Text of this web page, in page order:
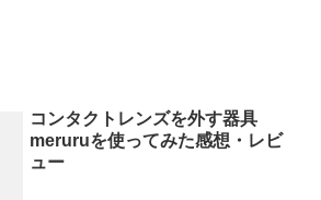
コンタクトレンズを外す器具
meruruを使ってみた感想・レビ
ュー